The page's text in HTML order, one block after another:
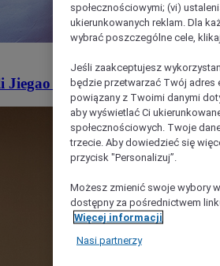
Jiegao Hotel
społecznościowymi; (vi)
ukierunkowanych reklam. Dla
wybrać poszczególne cele,
Jeśli zaakceptujesz
będzie przetwarzać Twój adres
powiązany z Twoimi danymi
aby wyświetlać Ci
społecznościowych. Twoje
trzecie. Aby dowiedzieć się
przycisk "Personalizuj”.
Możesz zmienić swoje wybory
dostępny za pośrednictwem
Więcej informacji
Nasi partnerzy